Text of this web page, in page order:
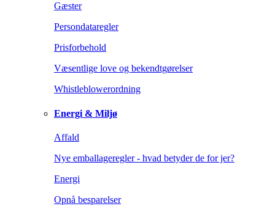
Gæster
Persondataregler
Prisforbehold
Væsentlige love og bekendtgørelser
Whistleblowerordning
Energi & Miljø
Affald
Nye emballageregler - hvad betyder de for jer?
Energi
Opnå besparelser